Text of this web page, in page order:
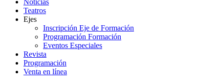
Noticias
Teatros
Ejes
Inscripción Eje de Formación
Programación Formación
Eventos Especiales
Revista
Programación
Venta en línea